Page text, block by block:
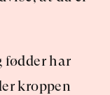
fødder har
kroppen